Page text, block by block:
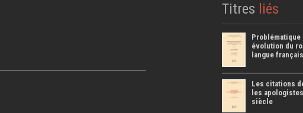
Titres liés
Problématique
évolution du
langue
Les citations
les
siècle